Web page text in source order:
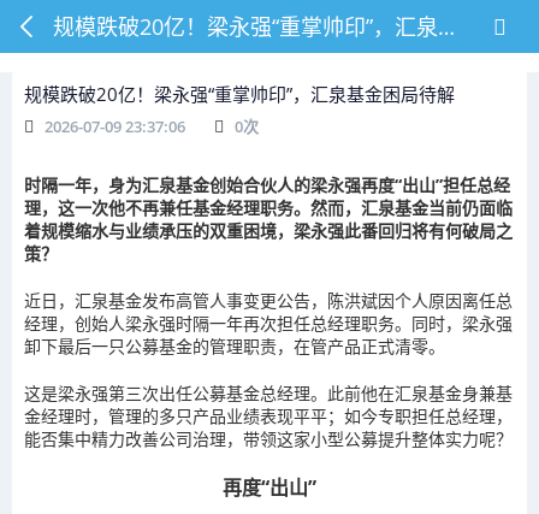
规模跌破20亿！梁永强“重掌帅印”，汇泉基金困局待解
规模跌破20亿！梁永强“重掌帅印”，汇泉基金困局待解
2026-07-09 23:37:06 0次
时隔一年，身为汇泉基金创始合伙人的梁永强再度“出山”担任总经
理，这一次他不再兼任基金经理职务。然而，汇泉基金当前仍面临
着规模缩水与业绩承压的双重困境，梁永强此番回归将有何破局之
策？
近日，汇泉基金发布高管人事变更公告，陈洪斌因个人原因离任总
经理，创始人梁永强时隔一年再次担任总经理职务。同时，梁永强
卸下最后一只公募基金的管理职责，在管产品正式清零。
这是梁永强第三次出任公募基金总经理。此前他在汇泉基金身兼基
金经理时，管理的多只产品业绩表现平平；如今专职担任总经理，
能否集中精力改善公司治理，带领这家小型公募提升整体实力呢？
再度“出山”